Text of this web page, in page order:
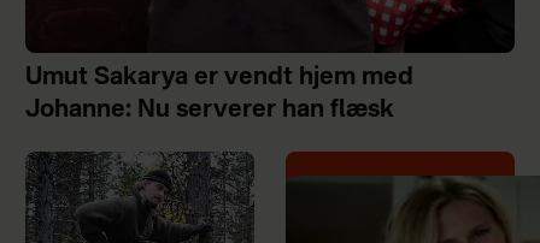
Umut Sakarya er vendt hjem med
Johanne: Nu serverer han flæsk